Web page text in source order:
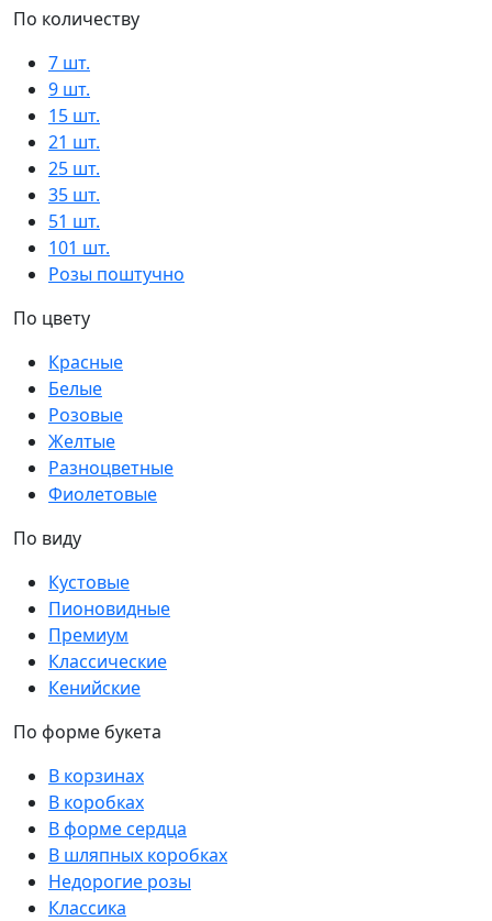
По количеству
7 шт.
9 шт.
15 шт.
21 шт.
25 шт.
35 шт.
51 шт.
101 шт.
Розы поштучно
По цвету
Красные
Белые
Розовые
Желтые
Разноцветные
Фиолетовые
По виду
Кустовые
Пионовидные
Премиум
Классические
Кенийские
По форме букета
В корзинах
В коробках
В форме сердца
В шляпных коробках
Недорогие розы
Классика